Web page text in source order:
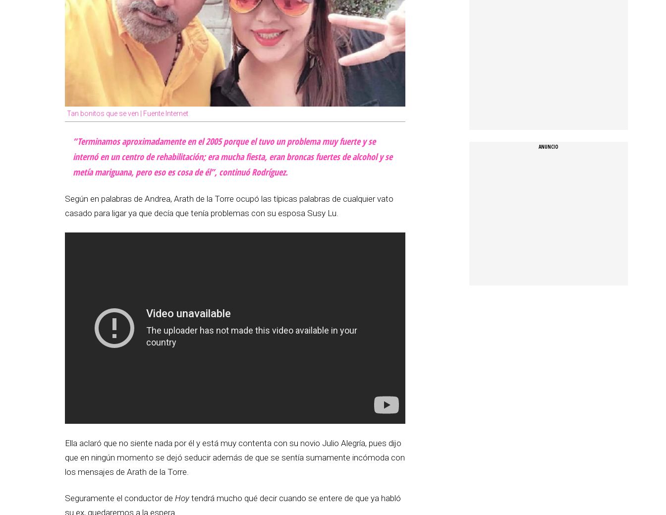
Tan bonitos que se ven | Fuente Internet
“Terminamos aproximadamente en el 2005 porque el tuvo un problema muy fuerte y se
internó en un centro de rehabilitación; era mucha fiesta, eran broncas fuertes de alcohol y se
metía mariguana, pero eso es cosa de él”, continuó Rodríguez.
Según en palabras de Andrea, Arath de la Torre ocupó las típicas palabras de cualquier vato
casado para ligar ya que decía que tenía problemas con su esposa Susy Lu.
Ella aclaró que no siente nada por él y está muy contenta con su novio Julio Alegría, pues dijo
que en ningún momento se dejó seducir además de que se sentía sumamente incómoda con
los mensajes de Arath de la Torre.
Seguramente el conductor de Hoy tendrá mucho qué decir cuando se entere de que ya habló
su ex, quedaremos a la espera.